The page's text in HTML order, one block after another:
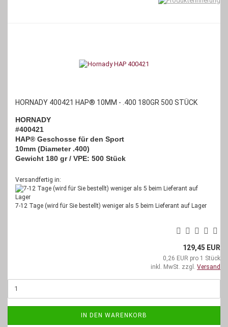
HORNADY 400421 HAP® 10MM - .400 180GR 500 STÜCK
HORNADY
#400421
HAP® Geschosse für den Sport
10mm (Diameter .400)
Gewicht 180 gr / VPE: 500 Stück
Versandfertig in:
7-12 Tage (wird für Sie bestellt) weniger als 5 beim Lieferant auf Lager
129,45 EUR
0,26 EUR pro 1 Stück
inkl. MwSt. zzgl. Versand
IN DEN WARENKORB